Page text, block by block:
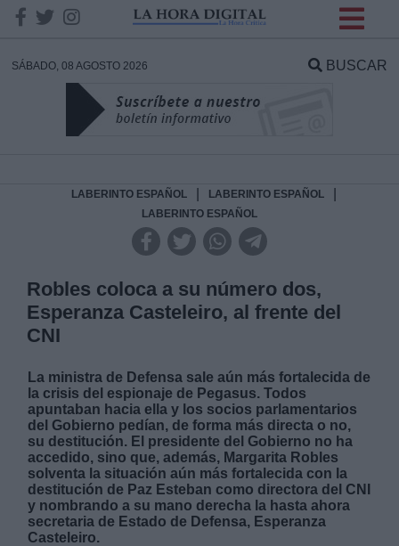
SÁBADO, 08 AGOSTO 2026 BUSCAR
LABERINTO ESPAÑOL LABERINTO ESPAÑOL
LABERINTO ESPAÑOL
Robles coloca a su número dos,
Esperanza Casteleiro, al frente del
CNI
La ministra de Defensa sale aún más fortalecida de
la crisis del espionaje de Pegasus. Todos
apuntaban hacia ella y los socios parlamentarios
del Gobierno pedían, de forma más directa o no,
su destitución. El presidente del Gobierno no ha
accedido, sino que, además, Margarita Robles
solventa la situación aún más fortalecida con la
destitución de Paz Esteban como directora del CNI
y nombrando a su mano derecha la hasta ahora
secretaria de Estado de Defensa, Esperanza
Casteleiro.
DATOS
Responsable:
Legitimación:
Derechos: